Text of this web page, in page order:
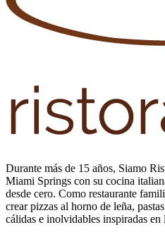
Durante más de 15 años, Siamo
Miami Springs con su cocina
desde cero. Como restaurante
crear pizzas al horno de leña,
cálidas e inolvidables inspiradas en